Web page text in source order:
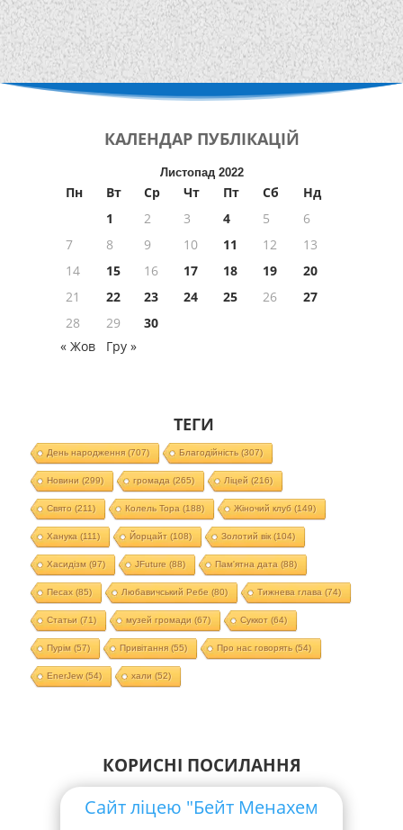
КАЛЕНДАР ПУБЛІКАЦІЙ
Листопад 2022
Пн Вт Ср Чт Пт Сб
Нд
1
2 3 4 5
6
7
8 9 10 11 12
13
14
15 16 17 18 19
20
21
22 23 24 25 26
27
28
29
30
« Жов
Гру »
ТЕГИ
День народження(707) Благодійність (307)
Новини (299) громада (265) Ліцей (216)
Свято (211) Колель Тора (188) Жіночий клуб (149)
Ханука (111) Йорцайт (108) Золотий вік(104)
Хасидізм (97) JFuture (88) Пам'ятна дата (88)
Песах(85) Любавичський Ребе (80) Тижнева глава (74)
Статьи (71) музей громади (67) Суккот (64)
Пурім (57) Привітання(55) Про нас говорять (54)
EnerJew(54) хали (52)
КОРИСНІ ПОСИЛАННЯ
Сайт ліцею "Бейт Менахем